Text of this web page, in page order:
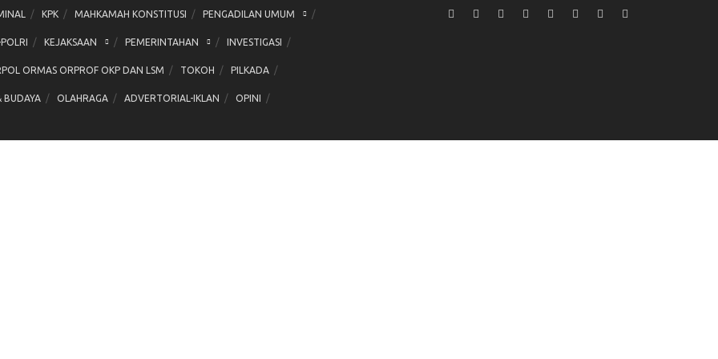
KPK MAHKAMAH KONSTITUSI PENGADILAN UMUM
KEJAKSAAN PEMERINTAHAN INVESTIGASI
ORMAS ORPROF OKP DAN LSM TOKOH PILKADA
BUDAYA OLAHRAGA ADVERTORIAL-IKLAN OPINI